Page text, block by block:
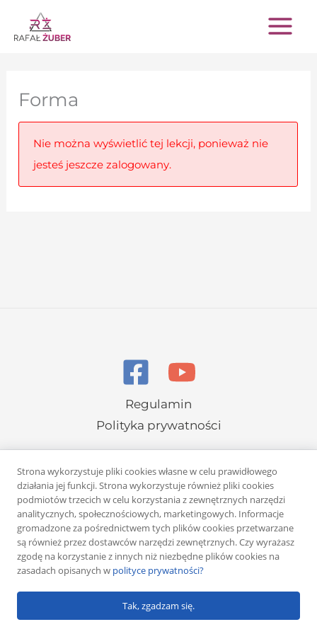
Przejdź
do
Forma
Nie można wyświetlić tej lekcji, ponieważ nie
jesteś jeszcze zalogowany.
Regulamin
Polityka prywatności
Copyright © 2026 Rafał Żuber
Powered byKlub eMarketera
Strona wykorzystuje pliki cookies własne w celu prawidłowego
działania jej funkcji. Strona wykorzystuje również pliki cookies
podmiotów trzecich w celu korzystania z zewnętrznych narzędzi
analitycznych, społecznościowych, marketingowych. Informacje
gromadzone za pośrednictwem tych plików cookies przetwarzane
są również przez dostawców narzędzi zewnętrznych. Czy wyrażasz
zgodę na korzystanie z innych niż niezbędne plików cookies na
zasadach opisanych w polityce prywatności?
Tak, zgadzam się.